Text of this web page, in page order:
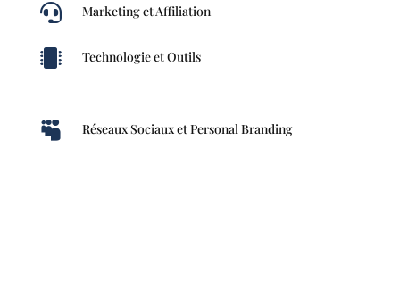
 Marketing et Affiliation
 Technologie et Outils
 Réseaux Sociaux et Personal Branding